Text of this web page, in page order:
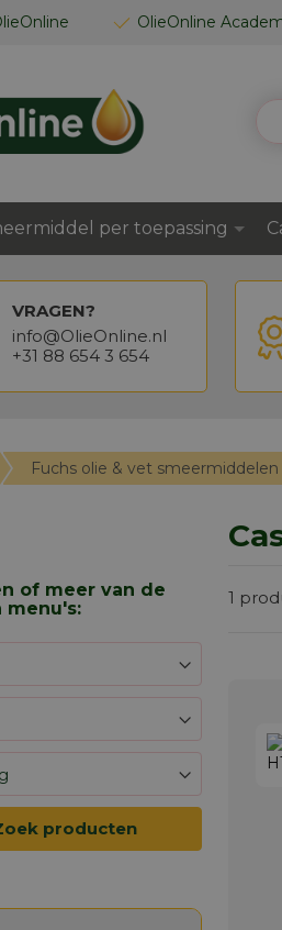
OlieOnline
per toepassing
VRAGEN?
info@OlieOnline.nl
+31 88 654 3 654
Fuchs olie & vet smeermiddelen
1
of meer van de
menu's:
producten